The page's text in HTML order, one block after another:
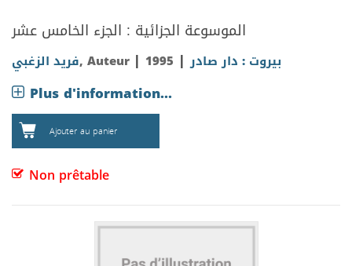
الموسوعة الجزائية : الجزء الخامس عشر
فريد الزغبي, Auteur | بيروت : دار صادر|
1995
Plus d'information...
Ajouter au panier
Non prêtable